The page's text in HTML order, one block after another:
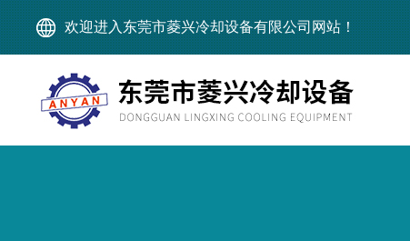
欢迎进入东莞市菱兴冷却设备有限公司网站！